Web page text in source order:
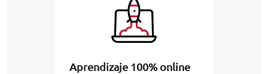
Aprendizaje 100% online